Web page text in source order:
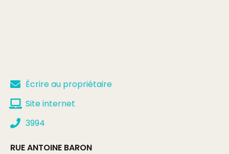
Écrire au propriétaire
Site internet
3994
RUE ANTOINE BARON